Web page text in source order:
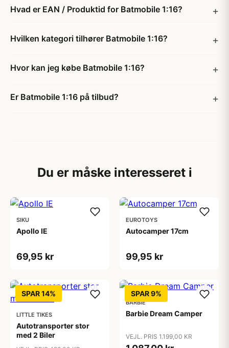
Hvad er EAN / Produktid for Batmobile 1:16?
Hvilken kategori tilhører Batmobile 1:16?
Hvor kan jeg købe Batmobile 1:16?
Er Batmobile 1:16 på tilbud?
Du er måske interesseret i
SIKU
Apollo IE
69,95 kr
EUROTOYS
Autocamper 17cm
99,95 kr
SPAR 14%
LITTLE TIKES
Autotransporter stor
med 2 Biler
SPAR 9%
BARBIE
Barbie Dream Camper
VEJL. PRIS 1.199,00 KR